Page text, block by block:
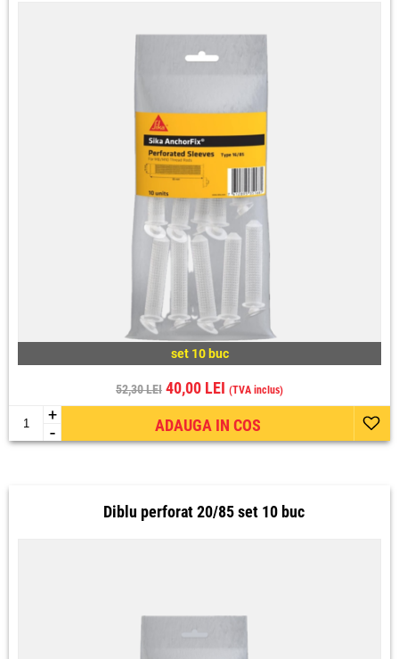
set 10 buc
52,30 LEI 40,00 LEI (TVA inclus)
+
- ADAUGA IN COS
Diblu perforat 20/85 set 10 buc